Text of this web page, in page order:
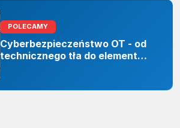
POLECAMY
Cyberbezpieczeństwo OT - od
technicznego tła do elementu